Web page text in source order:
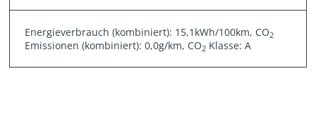
Energieverbrauch (kombiniert): 15,1kWh/100km, CO2
Emissionen (kombiniert): 0,0g/km, CO2 Klasse: A